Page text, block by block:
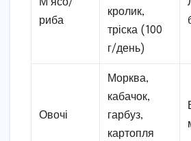
М’ясо/
риба
кролик,
тріска (100
г/день)
Овочі
Морква,
кабачок,
гарбуз,
картопля